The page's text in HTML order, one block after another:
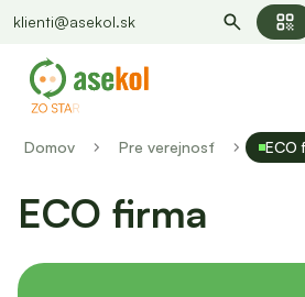
klienti@asekol.sk qr_code
Domov Pre verejnosť ECO
ECO firma